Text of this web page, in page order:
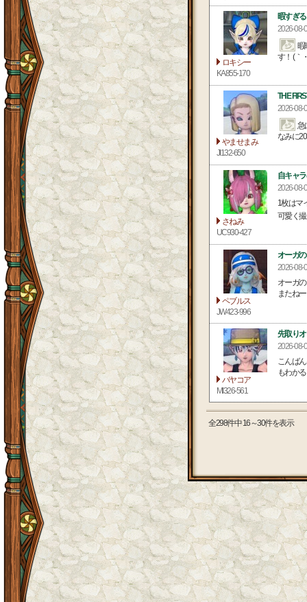
ロキシー
KA855-170
暇すぎる
2026-08-
暇
す！ (｀
やませまみ
JI132-650
THE
2026-08-
急
なみに
さねみ
UC930-427
自キャ
2026-08-
1枚はマ
可愛く
ペブルス
JW423-996
オーガ
2026-08-
オーガ
またね
バヤコア
MI326-561
先取り
2026-08-
こんば
もわか
全298件中 16～30件を表示